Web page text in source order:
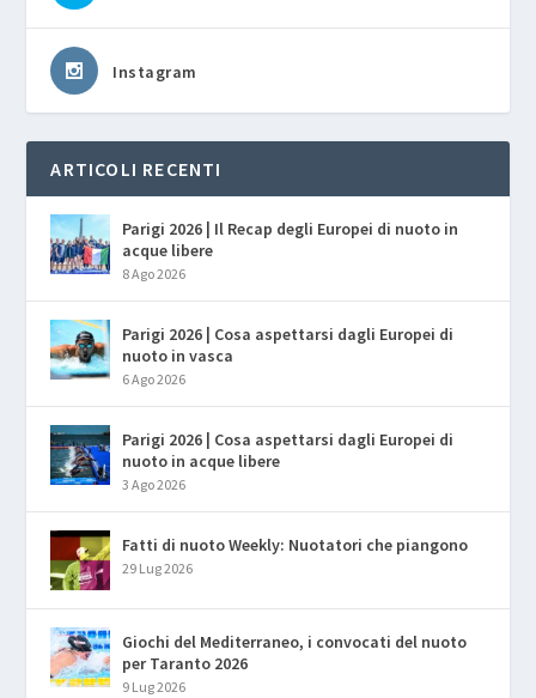
Instagram
ARTICOLI RECENTI
Parigi 2026 | Il Recap degli Europei di nuoto in
acque libere
8 Ago 2026
Parigi 2026 | Cosa aspettarsi dagli Europei di
nuoto in vasca
6 Ago 2026
Parigi 2026 | Cosa aspettarsi dagli Europei di
nuoto in acque libere
3 Ago 2026
Fatti di nuoto Weekly: Nuotatori che piangono
29 Lug 2026
Giochi del Mediterraneo, i convocati del nuoto
per Taranto 2026
9 Lug 2026